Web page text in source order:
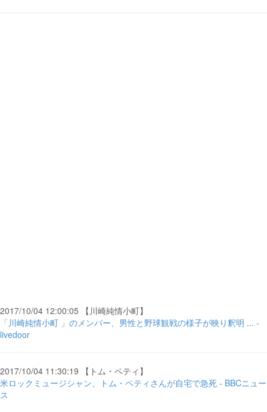
2017/10/04 12:00:05 【川崎純情小町】
「川崎純情小町 」のメンバー、男性と野球観戦の様子が映り釈明 ... -
livedoor
2017/10/04 11:30:19 【トム・ペティ】
米ロックミュージシャン、トム・ペティさんが自宅で急死 - BBCニュー
ス